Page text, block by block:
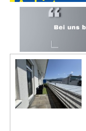
Anbieters